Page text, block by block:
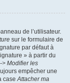
de l’utilisateur.
sur le formulaire de
par défaut à
» à partir du
> Modifier les
empêcher une
caseAttacher ma